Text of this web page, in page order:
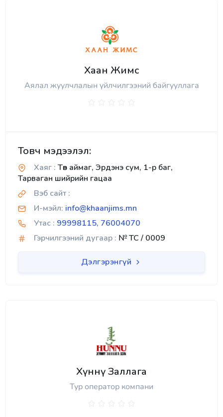
Хаан Жимс
Аялал жуулчлалын үйлчилгээний байгууллага
Товч мэдээлэл:
Хаяг : Төв аймаг, Эрдэнэ сум, 1-р баг,
Тарваган шийрийн гацаа
Вэб сайт :
И-мэйл: info@khaanjims.mn
Утас : 99998115, 76004070
Гэрчилгээний дугаар : № TC / 0009
Дэлгэрэнгүй
Хүннү Заллага
Тур оператор компани